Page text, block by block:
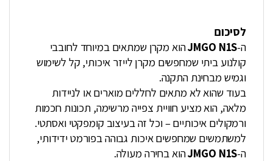
לסיכום
ה-JMGO N1Sהוא מקרן שמתאים במיוחד לחובבי
קולנוע ביתי שמחפשים מקרן לייזר איכותי, קל לשימוש
וגמיש מבחינת התקנה.
בעוד שהוא לא מתאים לחללים מוארים או לניידות
מלאה, הוא מציע חוויית צפייה מרשימה, תכונות חכמות
ורמקולים איכותיים – וכל זה בעיצוב קומפקטי ואסתטי.
למשתמשים שמחפשים איכות גבוהה בפורמט ידידותי,
ה-JMGO N1Sהוא בחירה מעולה.